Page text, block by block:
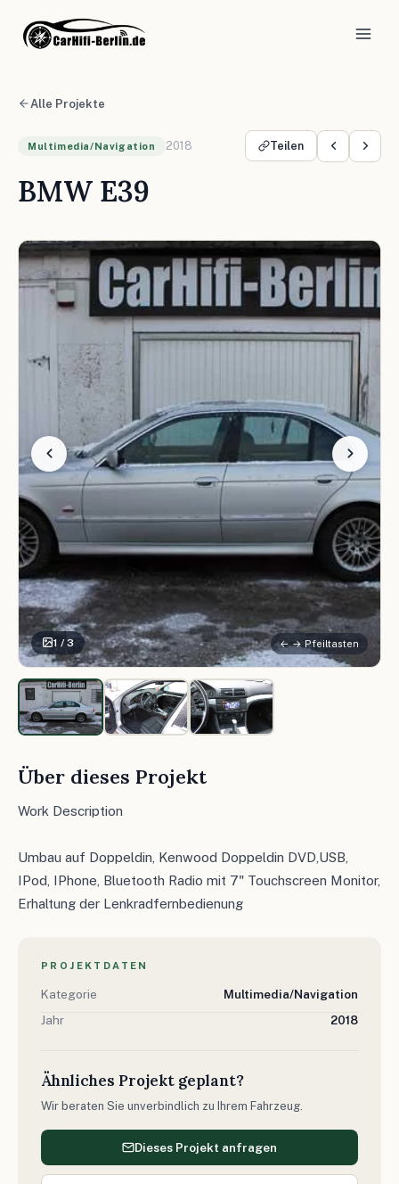
Alle Projekte
Multimedia/Navigation 2018 Teilen
BMW E39
1 / 3 ← → Pfeiltasten
Über dieses Projekt
Work Description
Umbau auf Doppeldin, Kenwood Doppeldin DVD,USB,
IPod, IPhone, Bluetooth Radio mit 7" Touchscreen Monitor,
Erhaltung der Lenkradfernbedienung
PROJEKTDATEN
Kategorie
Multimedia/Navigation
Jahr
2018
Ähnliches Projekt geplant?
Wir beraten Sie unverbindlich zu Ihrem Fahrzeug.
Dieses Projekt anfragen